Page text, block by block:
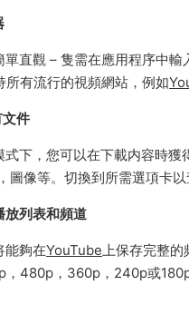
直觀 – 隻需在應用程序中
有流行的視頻網站，例如
件
下，您可以在下載内容時
圖像等。切換到所需選項卡
放列表和頻道
能夠在YouTube上保存完整的
，480p，360p，240p或